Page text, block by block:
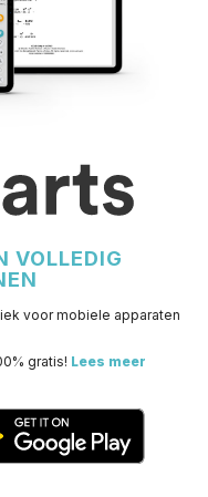
VOLLEDIG
voor mobiele apparaten
gratis! Lees meer